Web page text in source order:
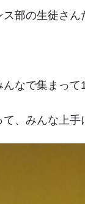
部の生徒さん
なで集まって
、みんな上手